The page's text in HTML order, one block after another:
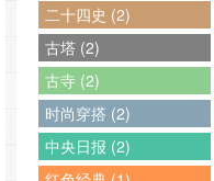
二十四史 (2)
古塔 (2)
古寺 (2)
时尚穿搭 (2)
中央日报 (2)